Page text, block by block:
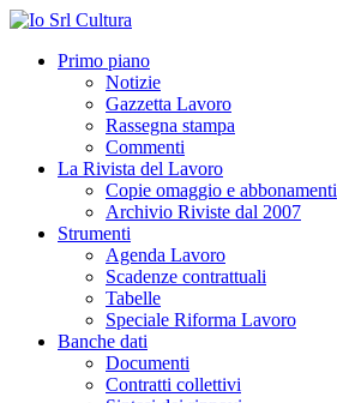
Primo piano
Notizie
Gazzetta Lavoro
Rassegna stampa
Commenti
La Rivista del Lavoro
Copie omaggio e abbonamenti
Archivio Riviste dal 2007
Strumenti
Agenda Lavoro
Scadenze contrattuali
Tabelle
Speciale Riforma Lavoro
Banche dati
Documenti
Contratti collettivi